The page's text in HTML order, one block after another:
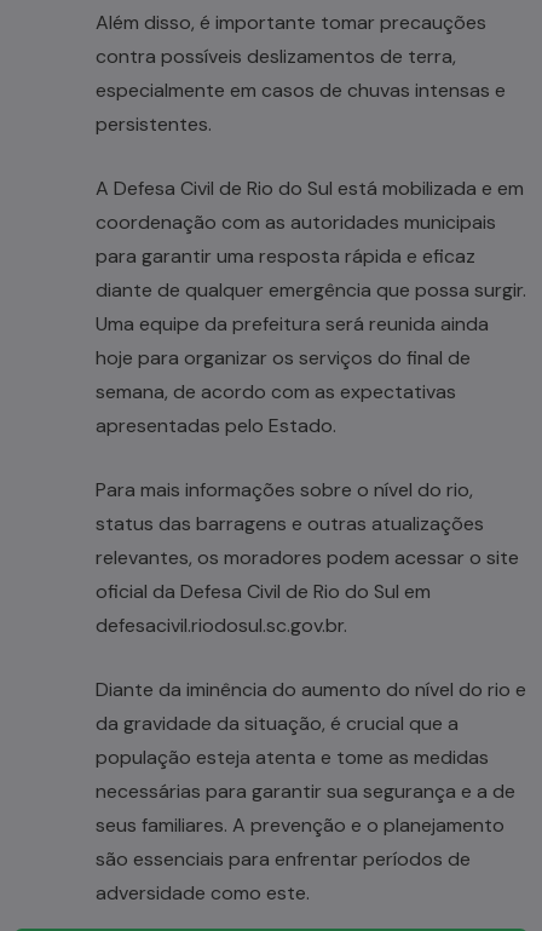
Além disso, é importante tomar precauções
contra possíveis deslizamentos de terra,
especialmente em casos de chuvas intensas e
persistentes.
A Defesa Civil de Rio do Sul está mobilizada e em
coordenação com as autoridades municipais
para garantir uma resposta rápida e eficaz
diante de qualquer emergência que possa surgir.
Uma equipe da prefeitura será reunida ainda
hoje para organizar os serviços do final de
semana, de acordo com as expectativas
apresentadas pelo Estado.
Para mais informações sobre o nível do rio,
status das barragens e outras atualizações
relevantes, os moradores podem acessar o site
oficial da Defesa Civil de Rio do Sul em
defesacivil.riodosul.sc.gov.br.
Diante da iminência do aumento do nível do rio e
da gravidade da situação, é crucial que a
população esteja atenta e tome as medidas
necessárias para garantir sua segurança e a de
seus familiares. A prevenção e o planejamento
são essenciais para enfrentar períodos de
adversidade como este.